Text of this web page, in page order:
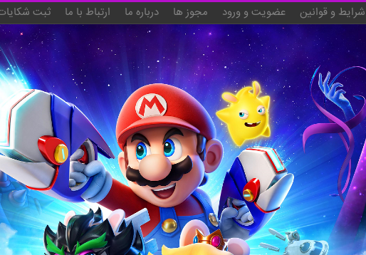
شرایط و قوانین عضویت و ورود مجوز ها درباره ما ارتباط با ما ثبت